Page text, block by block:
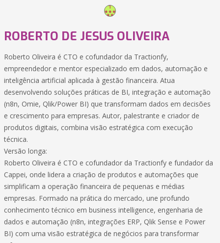
ROBERTO DE JESUS OLIVEIRA
Roberto Oliveira é CTO e cofundador da Tractionfy,
empreendedor e mentor especializado em dados, automação e
inteligência artificial aplicada à gestão financeira. Atua
desenvolvendo soluções práticas de BI, integração e automação
(n8n, Omie, Qlik/Power BI) que transformam dados em decisões
e crescimento para empresas. Autor, palestrante e criador de
produtos digitais, combina visão estratégica com execução
técnica.
Versão longa:
Roberto Oliveira é CTO e cofundador da Tractionfy e fundador da
Cappei, onde lidera a criação de produtos e automações que
simplificam a operação financeira de pequenas e médias
empresas. Formado na prática do mercado, une profundo
conhecimento técnico em business intelligence, engenharia de
dados e automação (n8n, integrações ERP, Qlik Sense e Power
BI) com uma visão estratégica de negócios para transformar